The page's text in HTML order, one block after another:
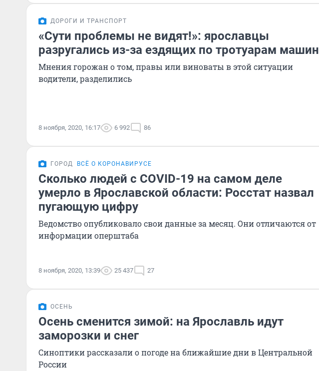
ДОРОГИ И ТРАНСПОРТ
«Сути проблемы не видят!»: ярославцы
разругались из-за ездящих по тротуарам машин
Мнения горожан о том, правы или виноваты в этой ситуации
водители, разделились
8 ноября, 2020, 16:17 6 992 86
ГОРОД ВСЁ О КОРОНАВИРУСЕ
Сколько людей с COVID-19 на самом деле
умерло в Ярославской области: Росстат назвал
пугающую цифру
Ведомство опубликовало свои данные за месяц. Они отличаются от
информации оперштаба
8 ноября, 2020, 13:39 25 437 27
ОСЕНЬ
Осень сменится зимой: на Ярославль идут
заморозки и снег
Синоптики рассказали о погоде на ближайшие дни в Центральной
России